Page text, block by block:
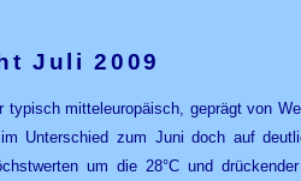
Juli 2009
typisch mitteleuropäisch, geprägt von
Unterschied zum Juni doch auf
um die 28°C und